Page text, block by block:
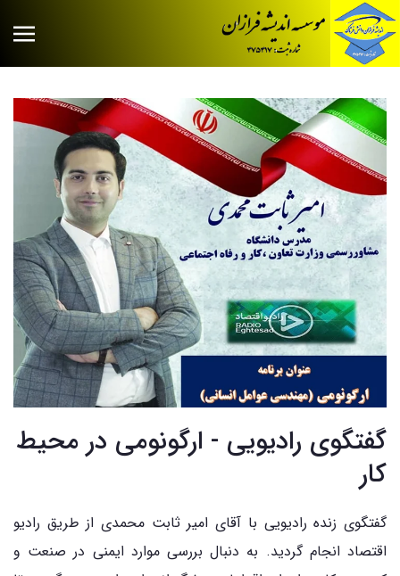
گفتگوی رادیویی - ارگونومی در محیط
کار
گفتگوی زنده رادیویی با آقای امیر ثابت محمدی از طریق رادیو
اقتصاد انجام گردید. به دنبال بررسی موارد ایمنی در صنعت و